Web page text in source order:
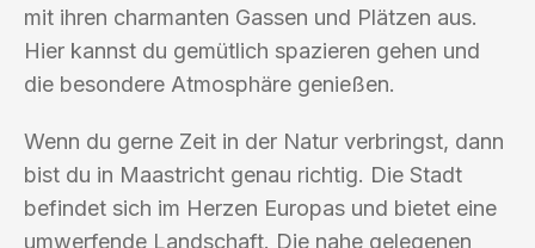
mit ihren charmanten Gassen und Plätzen aus.
Hier kannst du gemütlich spazieren gehen und
die besondere Atmosphäre genießen.
Wenn du gerne Zeit in der Natur verbringst, dann
bist du in Maastricht genau richtig. Die Stadt
befindet sich im Herzen Europas und bietet eine
umwerfende Landschaft. Die nahe gelegenen